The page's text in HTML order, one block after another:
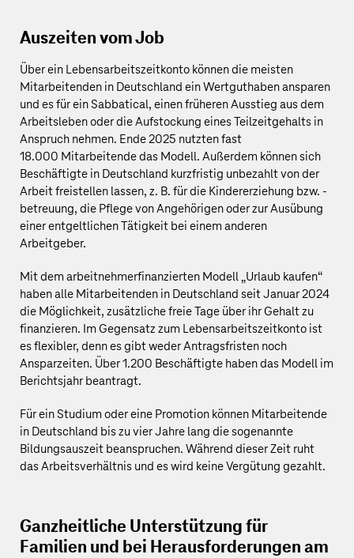
Auszeiten vom Job
Über ein Lebensarbeitszeitkonto können die meisten
Mitarbeitenden in Deutschland ein Wertguthaben ansparen
und es für ein Sabbatical, einen früheren Ausstieg aus dem
Arbeitsleben oder die Aufstockung eines Teilzeitgehalts in
Anspruch nehmen. Ende 2025 nutzten fast
18.000 Mitarbeitende das Modell. Außerdem können sich
Beschäftigte in Deutschland kurzfristig unbezahlt von der
Arbeit freistellen lassen, z. B. für die Kindererziehung bzw. -
betreuung, die Pflege von Angehörigen oder zur Ausübung
einer entgeltlichen Tätigkeit bei einem anderen
Arbeitgeber.
Mit dem arbeitnehmerfinanzierten Modell „Urlaub kaufen“
haben alle Mitarbeitenden in Deutschland seit Januar 2024
die Möglichkeit, zusätzliche freie Tage über ihr Gehalt zu
finanzieren. Im Gegensatz zum Lebensarbeitszeitkonto ist
es flexibler, denn es gibt weder Antragsfristen noch
Ansparzeiten. Über 1.200 Beschäftigte haben das Modell im
Berichtsjahr beantragt.
Für ein Studium oder eine Promotion können Mitarbeitende
in Deutschland bis zu vier Jahre lang die sogenannte
Bildungsauszeit beanspruchen. Während dieser Zeit ruht
das Arbeitsverhältnis und es wird keine Vergütung gezahlt.
Ganzheitliche Unterstützung für
Familien und bei Herausforderungen am